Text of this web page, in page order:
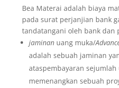
Bea Materai adalah biaya
pada surat perjanjian bank
tandatangani oleh bank dan
jaminan uang muka/
adalah sebuah jaminan
ataspembayaran sejumlah
memenangkan sebuah